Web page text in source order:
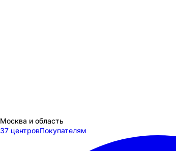
Москва и область
37 центровПокупателям